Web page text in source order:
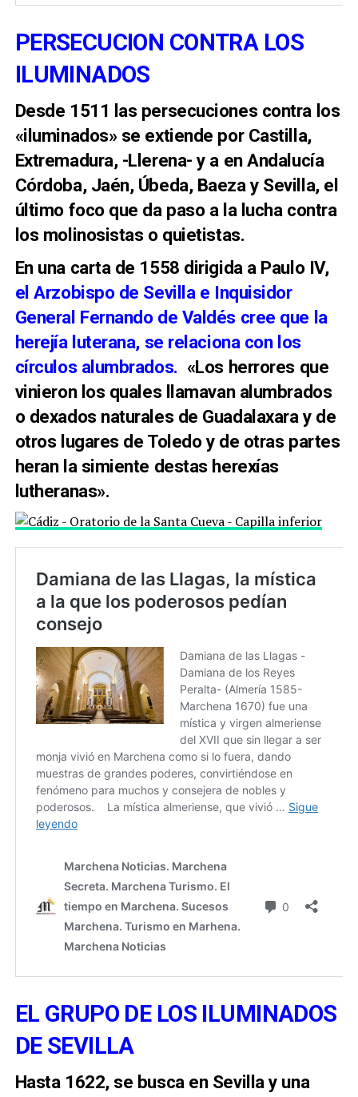
PERSECUCION CONTRA LOS
ILUMINADOS
Desde 1511 las persecuciones contra los
«iluminados» se extiende por Castilla,
Extremadura, -Llerena- y a en Andalucía
Córdoba, Jaén, Úbeda, Baeza y Sevilla, el
último foco que da paso a la lucha contra
los molinosistas o quietistas.
En una carta de 1558 dirigida a Paulo IV,
el Arzobispo de Sevilla e Inquisidor
General Fernando de Valdés cree que la
herejía luterana, se relaciona con los
círculos alumbrados. «Los herrores que
vinieron los quales llamavan alumbrados
o dexados naturales de Guadalaxara y de
otros lugares de Toledo y de otras partes
heran la simiente destas herexías
lutheranas».
EL GRUPO DE LOS ILUMINADOS
DE SEVILLA
Hasta 1622, se busca en Sevilla y una